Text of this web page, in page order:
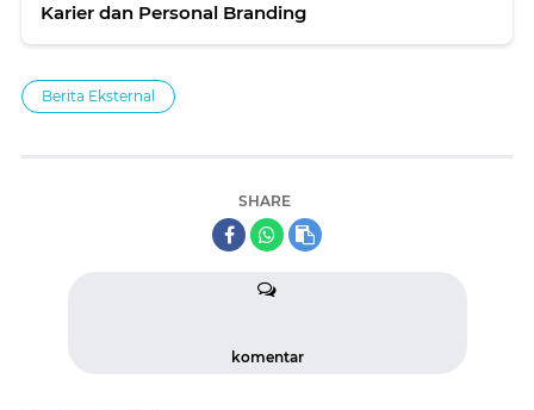
Karier dan Personal Branding
Berita Eksternal
SHARE
komentar